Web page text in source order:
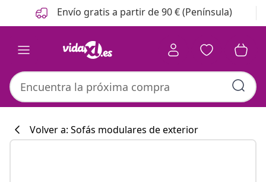
Anterior
Siguiente Envío gratis a partir de 90 € (Península)
Volver a: Sofás modulares de exterior